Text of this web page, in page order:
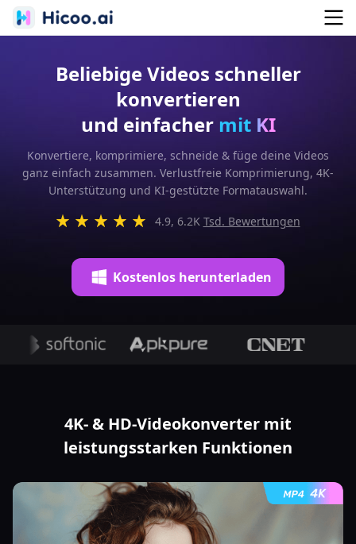
Beliebige Videos schneller
konvertieren
und einfacher mit KI
Konvertiere, komprimiere, schneide & füge deine Videos
ganz einfach zusammen. Verlustfreie Komprimierung, 4K-
Unterstützung und KI-gestützte Formatauswahl.
4.9, 6.2K Tsd. Bewertungen
Kostenlos herunterladen
4K- & HD-Videokonverter mit
leistungsstarken Funktionen